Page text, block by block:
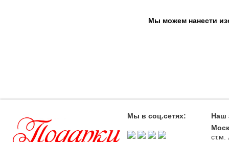
Мы можем нанести
Мы в соц.сетях:
Наш
ст.м.